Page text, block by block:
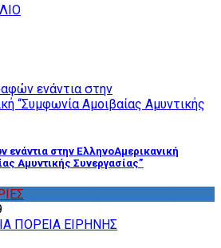
στην ΕλληνοΑμερικανική
Αμυντικής Συνεργασίας”